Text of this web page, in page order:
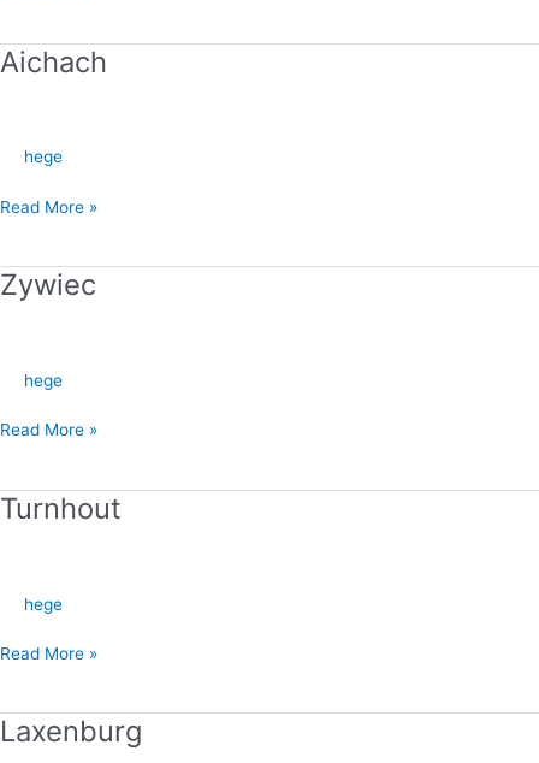
Aichach
hege
Aichach
Read More »
Zywiec
hege
Zywiec
Read More »
Turnhout
hege
Turnhout
Read More »
Laxenburg
Laxenburg